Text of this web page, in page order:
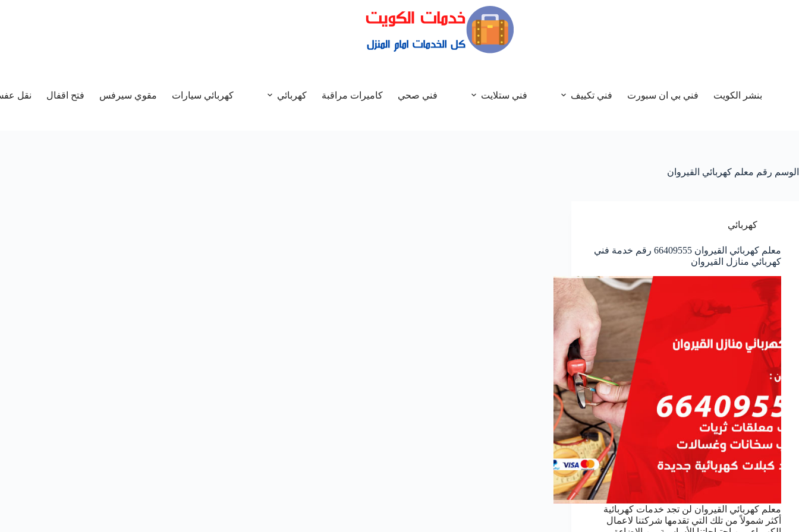
بنشر الكويت فني بي ان سبورت فني تكييف فني ستلايت فني صحي كاميرات مراقبة كهربائي كهربائي سيارات مقوي سيرفس فتح اقفال نقل
الوسم رقم معلم كهربائي القيروان
كهربائي
معلم كهربائي القيروان 66409555 رقم خدمة فني
كهربائي منازل القيروان
معلم كهربائي القيروان لن تجد خدمات كهربائية
أكثر شمولاً من تلك التي تقدمها شركتنا لاعمال